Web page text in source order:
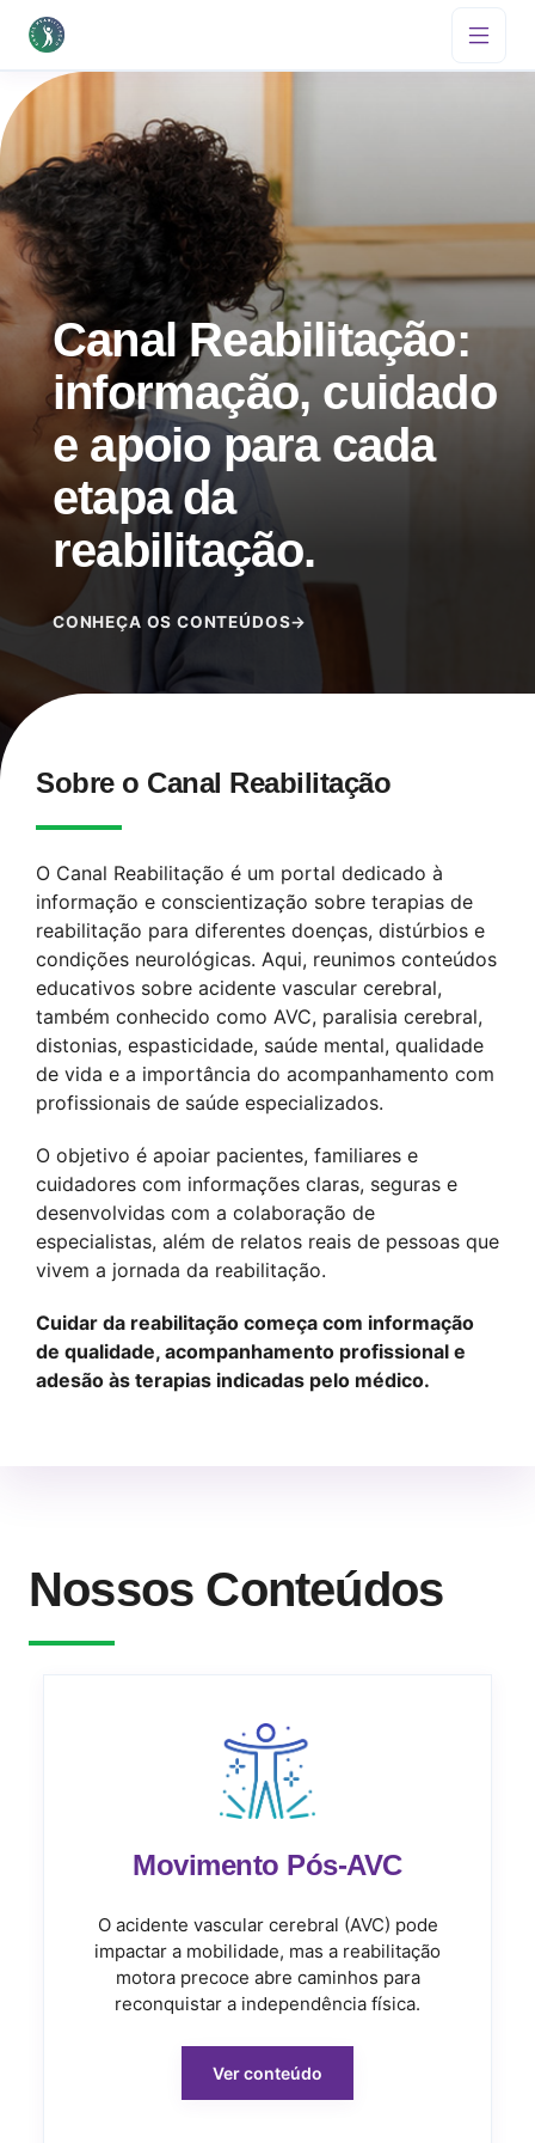
Canal Reabilitação:
informação, cuidado
e apoio para cada
etapa da
reabilitação.
CONHEÇA OS CONTEÚDOS→
Sobre o Canal Reabilitação
O Canal Reabilitação é um portal dedicado à
informação e conscientização sobre terapias de
reabilitação para diferentes doenças, distúrbios e
condições neurológicas. Aqui, reunimos conteúdos
educativos sobre acidente vascular cerebral,
também conhecido como AVC, paralisia cerebral,
distonias, espasticidade, saúde mental, qualidade
de vida e a importância do acompanhamento com
profissionais de saúde especializados.
O objetivo é apoiar pacientes, familiares e
cuidadores com informações claras, seguras e
desenvolvidas com a colaboração de
especialistas, além de relatos reais de pessoas que
vivem a jornada da reabilitação.
Cuidar da reabilitação começa com informação
de qualidade, acompanhamento profissional e
adesão às terapias indicadas pelo médico.
Nossos Conteúdos
Movimento Pós-AVC
O acidente vascular cerebral (AVC) pode
impactar a mobilidade, mas a reabilitação
motora precoce abre caminhos para
reconquistar a independência física.
Ver conteúdo